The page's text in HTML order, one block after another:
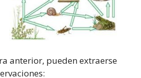
anterior, pueden extraerse